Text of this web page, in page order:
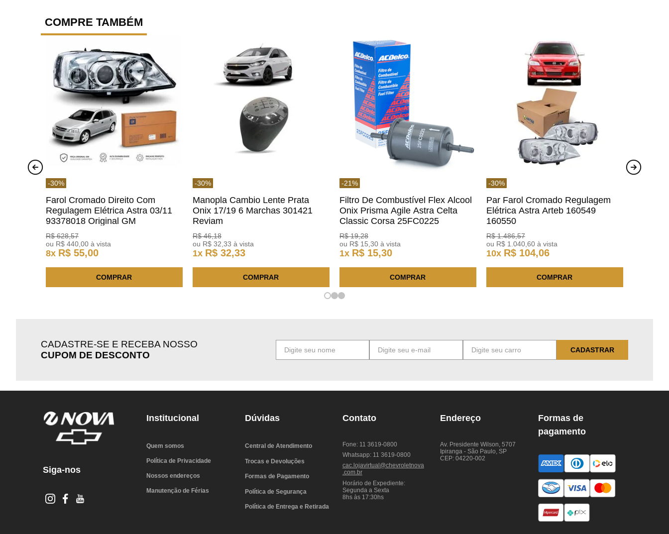
COMPRE TAMBÉM
-30%
Farol Cromado Direito Com
Regulagem Elétrica Astra 03/11
93378018 Original GM
R$ 628,57
ou R$ 440 ,00 à vista
8x R$ 55,00
COMPRAR
-30%
Manopla Cambio Lente Prata
Onix 17/19 6 Marchas 301421
Reviam
R$ 46,18
ou R$ 32 ,33 à vista
1x R$ 32,33
COMPRAR
-21%
Filtro De Combustível Flex Alcool
Onix Prisma Agile Astra Celta
Classic Corsa 25FC0225
ACDelco
R$ 19,28
ou R$ 15 ,30 à vista
1x R$ 15,30
COMPRAR
-30%
Par Farol Cromado Regulagem
Elétrica Astra Arteb 160549
160550
R$ 1.486,57
ou R$ 1 .040 ,60 à vista
10x R$ 104,06
COMPRAR
CADASTRE-SE E RECEBA NOSSO
CUPOM DE DESCONTO
CADASTRAR
Siga-nos
Institucional
Quem somos
Política de Privacidade
Nossos endereços
Manutenção de Férias
Dúvidas
Central de Atendimento
Trocas e Devoluções
Formas de Pagamento
Política de Segurança
Política de Entrega e Retirada
Contato
Fone: 11 3619-0800
Whatsapp: 11 3619-0800
cac.lojavirtual@chevroletnova
.com.br
Horário de Expediente:
Segunda a Sexta
8hs às 17:30hs
Endereço
Av. Presidente Wilson, 5707
Ipiranga - São Paulo, SP
CEP: 04220-002
Formas de
pagamento